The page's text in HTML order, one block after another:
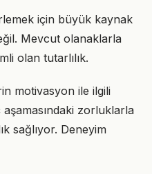
için büyük kaynak
Mevcut olanaklarla
olan tutarlılık.
motivasyon ile ilgili
aşamasındaki zorluklarla
sağlıyor. Deneyim